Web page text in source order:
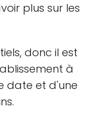
plus sur les
donc il est
à
date et d'une